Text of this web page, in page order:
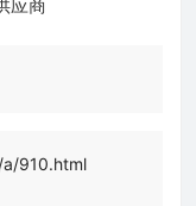
910.html